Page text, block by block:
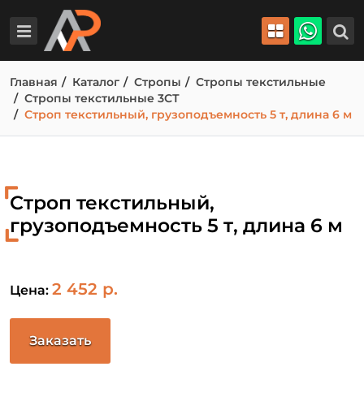
Главная Каталог Стропы
Стропы текстильные
Стропы текстильные 3СТ
Строп текстильный, грузоподъемность 5 т, длина 6 м
Строп текстильный,
грузоподъемность 5 т, длина 6 м
Цена: 2 452 р.
Заказать